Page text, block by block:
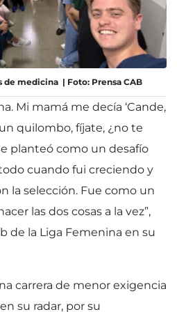
de medicina | Foto: Prensa CAB
Mi mamá me decía ‘Cande,
quilombo, fíjate, ¿no te
planteó como un desafío
cuando fui creciendo y
la selección. Fue como un
las dos cosas a la vez”,
de la Liga Femenina en su
carrera de menor exigencia
su radar, por su